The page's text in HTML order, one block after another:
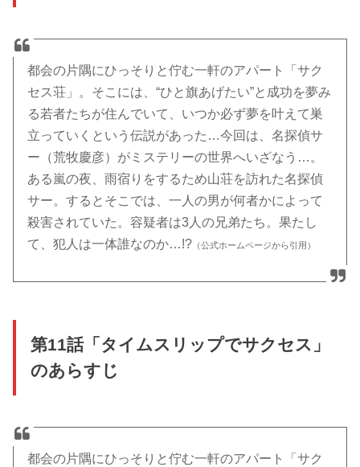
都会の片隅にひっそりと佇む一軒のアパート「サク
セス荘」。そこには、“ひと旗あげたい”と成功を夢み
る若者たちが住んでいて、いつか必ず夢を叶えて巣
立っていくという伝説があった…今回は、名探偵サ
ー（荒牧慶彦）がミステリーの世界へいざなう…。
ある嵐の夜、雨宿りをするため山荘を訪れた名探偵
サー。するとそこでは、一人の男が何者かによって
殺害されていた。容疑者は3人の兄弟たち。果たし
て、犯人は一体誰なのか…!? （公式ホームページから引用）
第11話「タイムスリップでサクセス」
のあらすじ
都会の片隅にひっそりと佇む一軒のアパート「サク